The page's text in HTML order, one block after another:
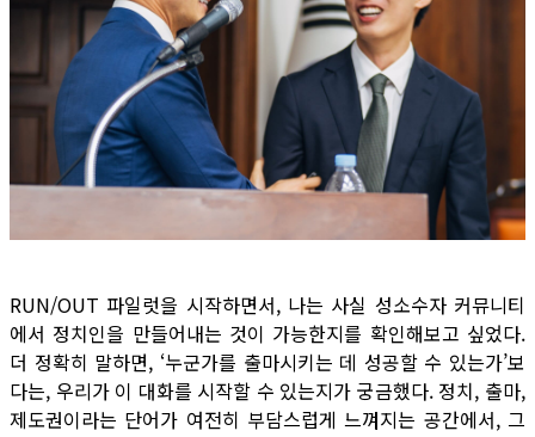
RUN/OUT 파일럿을 시작하면서, 나는 사실 성소수자 커뮤니티
에서 정치인을 만들어내는 것이 가능한지를 확인해보고 싶었다.
더 정확히 말하면, ‘누군가를 출마시키는 데 성공할 수 있는가’보
다는, 우리가 이 대화를 시작할 수 있는지가 궁금했다. 정치, 출마,
제도권이라는 단어가 여전히 부담스럽게 느껴지는 공간에서, 그